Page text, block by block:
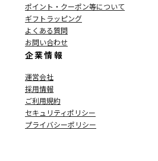
ポイント・クーポン等について
ギフトラッピング
よくある質問
お問い合わせ
企業情報
運営会社
採用情報
ご利用規約
セキュリティポリシー
プライバシーポリシー